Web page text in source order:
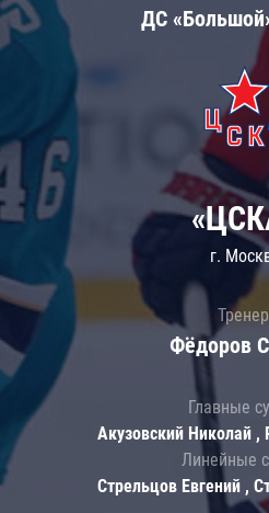
ДС
г.
Фёдоров
Главные
Акузовский Николай ,
Линейные
Стрельцов Евгений ,